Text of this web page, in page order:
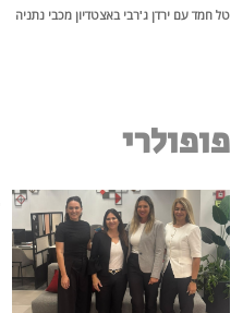
טל חמד עם ירדן ג'רבי באצטדיון מכבי נתניה
פופולרי